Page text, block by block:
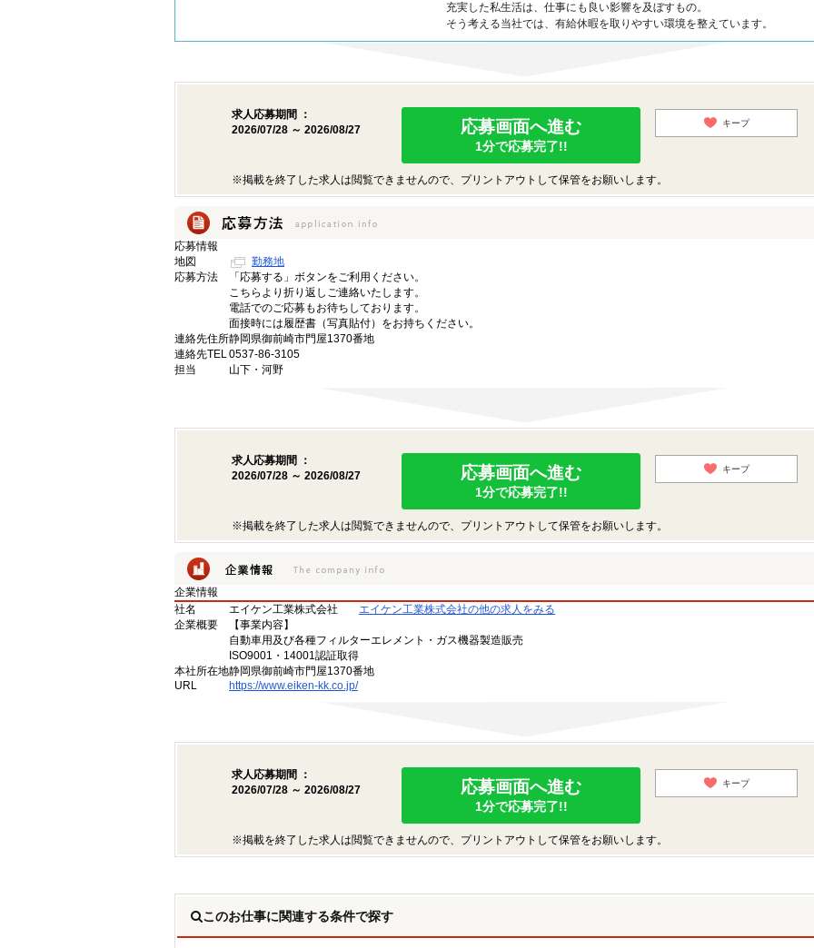
充実した私生活は、仕事にも良い影響を及ぼすもの。
そう考える当社では、有給休暇を取りやすい環境を整えています。
求人応募期間 ：
2026/07/28 ～ 2026/08/27
応募画面へ進む
1分で応募完了!!
キープ
※掲載を終了した求人は閲覧できませんので、プリントアウトして保管をお願いします。
応募情報
地図
勤務地
応募方法
「応募する」ボタンをご利用ください。
こちらより折り返しご連絡いたします。
電話でのご応募もお待ちしております。
面接時には履歴書（写真貼付）をお持ちください。
連絡先住所静岡県御前崎市門屋1370番地
連絡先TEL0537-86-3105
担当
山下・河野
求人応募期間 ：
2026/07/28 ～ 2026/08/27
応募画面へ進む
1分で応募完了!!
キープ
※掲載を終了した求人は閲覧できませんので、プリントアウトして保管をお願いします。
企業情報
社名
エイケン工業株式会社
エイケン工業株式会社の他の求人をみる
企業概要
【事業内容】
自動車用及び各種フィルターエレメント・ガス機器製造販売
ISO9001・14001認証取得
本社所在地静岡県御前崎市門屋1370番地
URL
https://www.eiken-kk.co.jp/
求人応募期間 ：
2026/07/28 ～ 2026/08/27
応募画面へ進む
1分で応募完了!!
キープ
※掲載を終了した求人は閲覧できませんので、プリントアウトして保管をお願いします。
このお仕事に関連する条件で探す